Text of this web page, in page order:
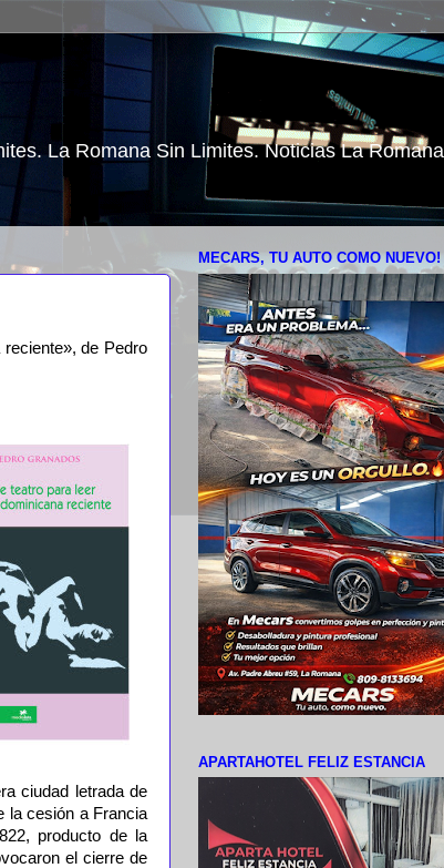
La Romana Sin Limites. Noticias La
de Pedro
ciudad letrada de
la cesión a Francia
producto de la
el cierre de
MECARS, TU AUTO COMO NUEVO!
APARTAHOTEL FELIZ ESTANCIA